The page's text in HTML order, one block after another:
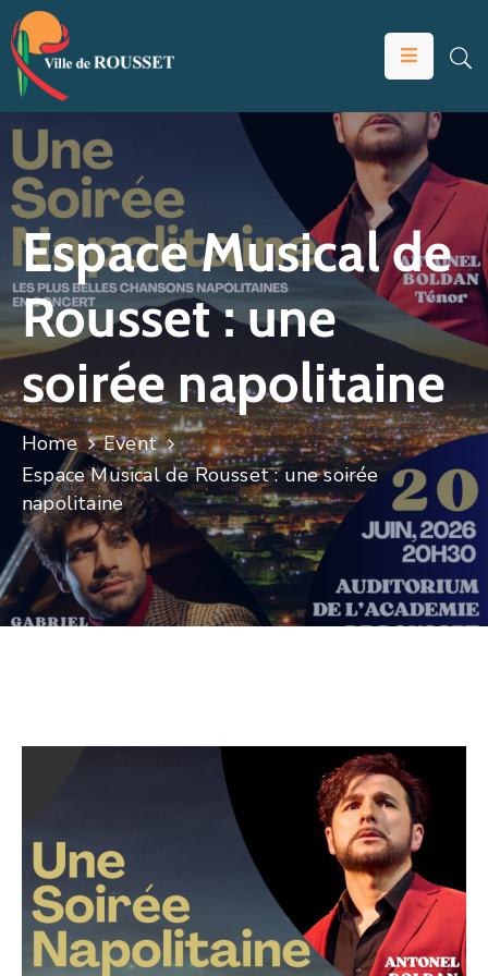
VOTRE
VIVRE
À
ROUSSET
ÉDUCATION
ET
JEUNESSE
SOLIDARITÉS
ÉCONOMIE
ANIMATION
CULTURE
SPORTS
Espace Musical de
Rousset : une
soirée napolitaine
Home
Event
Espace Musical de Rousset : une soirée
napolitaine